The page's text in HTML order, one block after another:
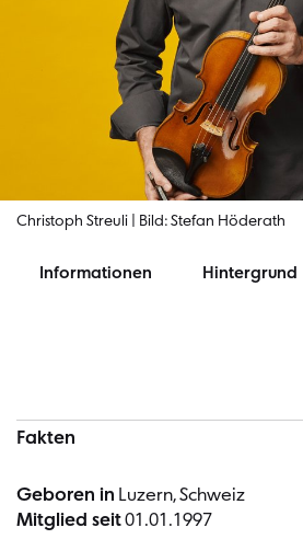
Christoph Streuli | Bild: Stefan Höderath
Informationen Hintergrund
Fakten
Geboren in Luzern, Schweiz
Mitglied seit01.01.1997